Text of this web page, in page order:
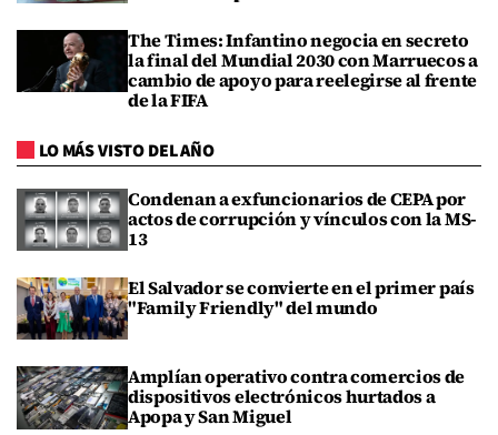
The Times: Infantino negocia en secreto
la final del Mundial 2030 con Marruecos a
cambio de apoyo para reelegirse al frente
de la FIFA
LO MÁS VISTO DEL AÑO
Condenan a exfuncionarios de CEPA por
actos de corrupción y vínculos con la MS-
13
El Salvador se convierte en el primer país
"Family Friendly" del mundo
Amplían operativo contra comercios de
dispositivos electrónicos hurtados a
Apopa y San Miguel